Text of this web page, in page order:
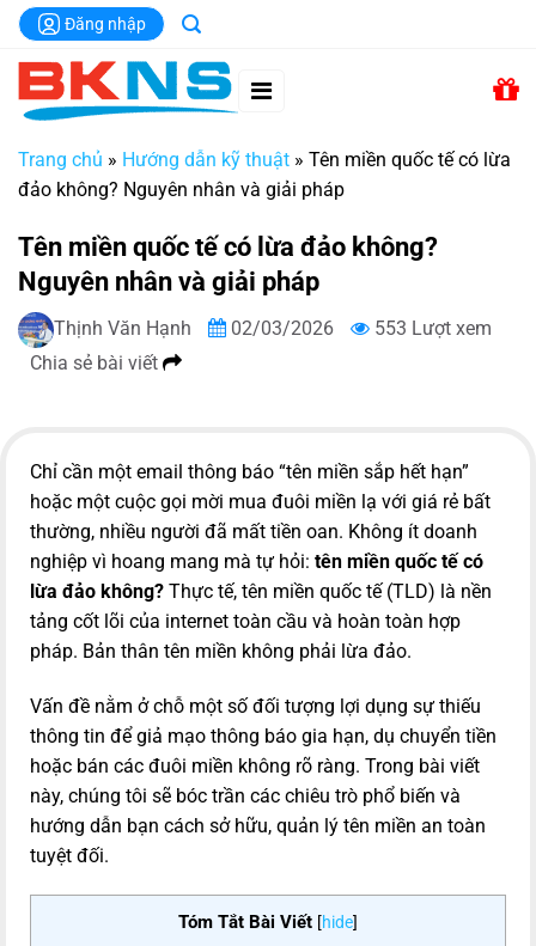
Chuyển
đến
dung
Đăng nhập
Trang chủ » Hướng dẫn kỹ thuật » Tên miền quốc tế có lừa
đảo không? Nguyên nhân và giải pháp
Tên miền quốc tế có lừa đảo không?
Nguyên nhân và giải pháp
Thịnh Văn Hạnh 02/03/2026
553 Lượt xem
Chia sẻ bài viết
Chỉ cần một email thông báo “tên miền sắp hết hạn”
hoặc một cuộc gọi mời mua đuôi miền lạ với giá rẻ bất
thường, nhiều người đã mất tiền oan. Không ít doanh
nghiệp vì hoang mang mà tự hỏi: tên miền quốc tế có
lừa đảo không? Thực tế, tên miền quốc tế (TLD) là nền
tảng cốt lõi của internet toàn cầu và hoàn toàn hợp
pháp. Bản thân tên miền không phải lừa đảo.
Vấn đề nằm ở chỗ một số đối tượng lợi dụng sự thiếu
thông tin để giả mạo thông báo gia hạn, dụ chuyển tiền
hoặc bán các đuôi miền không rõ ràng. Trong bài viết
này, chúng tôi sẽ bóc trần các chiêu trò phổ biến và
hướng dẫn bạn cách sở hữu, quản lý tên miền an toàn
tuyệt đối.
Tóm Tắt Bài Viết [hide]